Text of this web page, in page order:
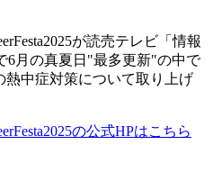
が読売テレビ「情報
6月の真夏日"最多更新"の中で
中症対策について取り上げ
の公式HPはこちら